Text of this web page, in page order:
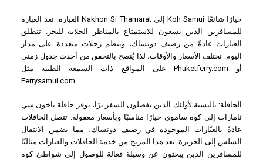
العبارة: تعد العبارة Nakhon Si Thamarat إلى Koh Samui خيارًا شائعًا
للمسافرين الذين يسعون للاستمتاع بالمناظر الخلابة للبحر. تنطلق
العبارات عادةً من رصيف دونساك، وتنظم رحلات متعددة على مدار
اليوم. تختلف الأسعار والأوقات، لذا يُنصح بالتحقق من أحدث جدول زمني
على المواقع ذات السمعة الطيبة مثل Phuketferry.com أو
Ferrysamui.com.
الحافلة: بالنسبة لأولئك الذين يفضلون السفر برًا، توفر حافلة ناخون سي
ثامارات إلى كوه ساموي خيارًا مناسبًا وبأسعار معقولة. تتصل الحافلات
عادةً بالعبّارات الموجودة في رصيف دونساك، مما يضمن الانتقال
السلس إلى الجزيرة. يعد هذا المزيج من خدمة الحافلات والعبارات مثاليًا
للمسافرين الذين يبحثون عن وسيلة فعالة للوصول إلى شواطئ كوه